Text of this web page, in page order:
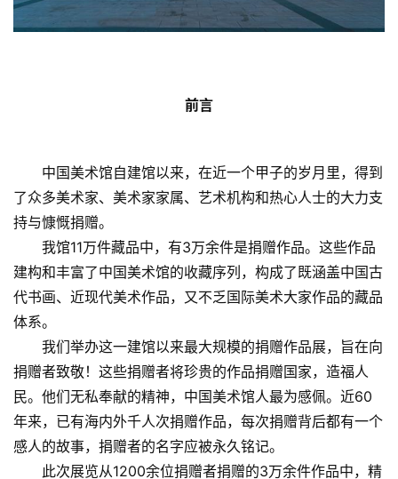
前言
中国美术馆自建馆以来，在近一个甲子的岁月里，得到
了众多美术家、美术家家属、艺术机构和热心人士的大力支
持与慷慨捐赠。
我馆11万件藏品中，有3万余件是捐赠作品。 这些作品
建构和丰富了中国美术馆的收藏序列，构成了既涵盖中国古
代书画、近现代美术作品，又不乏国际美术大家作品的藏品
体系。
我们举办这一建馆以来最大规模的捐赠作品展，旨在向
捐赠者致敬！ 这些捐赠者将珍贵的作品捐赠国家，造福人
民。 他们无私奉献的精神，中国美术馆人最为感佩。 近60
年来，已有海内外千人次捐赠作品，每次捐赠背后都有一个
感人的故事，捐赠者的名字应被永久铭记。
此次展览从1200余位捐赠者捐赠的3万余件作品中，精